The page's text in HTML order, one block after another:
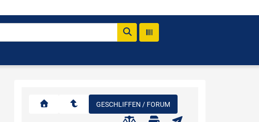
GESCHLIFFEN / FORUM